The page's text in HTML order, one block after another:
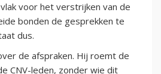
voor het verstrijken van de
bonden de gesprekken te
dus.
de afspraken. Hij roemt de
CNV-leden, zonder wie dit